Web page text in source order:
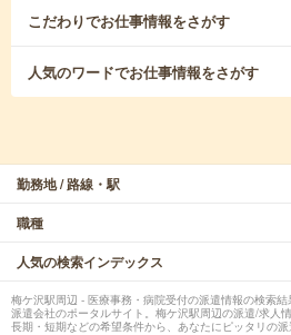
こだわりでお仕事情報をさがす
人気のワードでお仕事情報をさがす
勤務地 / 路線・駅
職種
人気の検索インデックス
梅ケ沢駅周辺 - 医療事務・病院受付の派遣情報の検索
派遣会社のポータルサイト。梅ケ沢駅周辺の派遣/求人
長期・短期などの希望条件から、あなたにピッタリの